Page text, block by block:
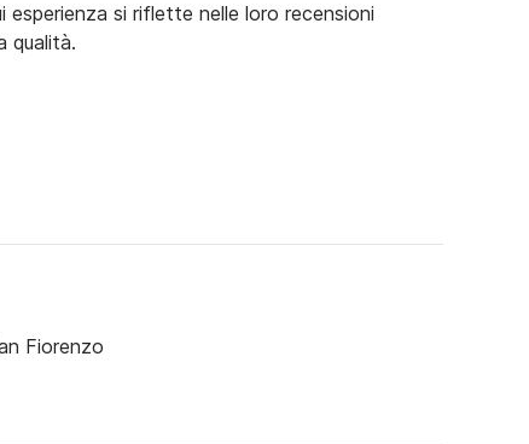
si riflette nelle loro recensioni
qualità.
Fiorenzo